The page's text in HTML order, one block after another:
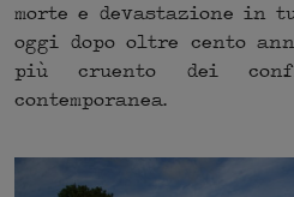
morte e devastazione in
oggi dopo oltre cento
più cruento dei
contemporanea.